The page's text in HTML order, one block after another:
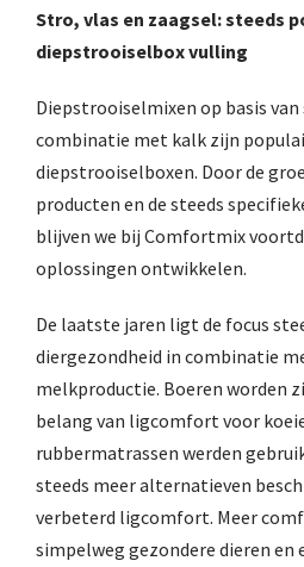
Stro, vlas en zaagsel: steeds
diepstrooiselbox vulling
Diepstrooiselmixen op basis
combinatie met kalk zijn
diepstrooiselboxen. Door de
producten en de steeds
blijven we bij Comfortmix
oplossingen ontwikkelen.
De laatste jaren ligt de focus
diergezondheid in combinatie
melkproductie. Boeren worden
belang van ligcomfort voor
rubbermatrassen werden
steeds meer alternatieven
verbeterd ligcomfort. Meer
simpelweg gezondere dieren en